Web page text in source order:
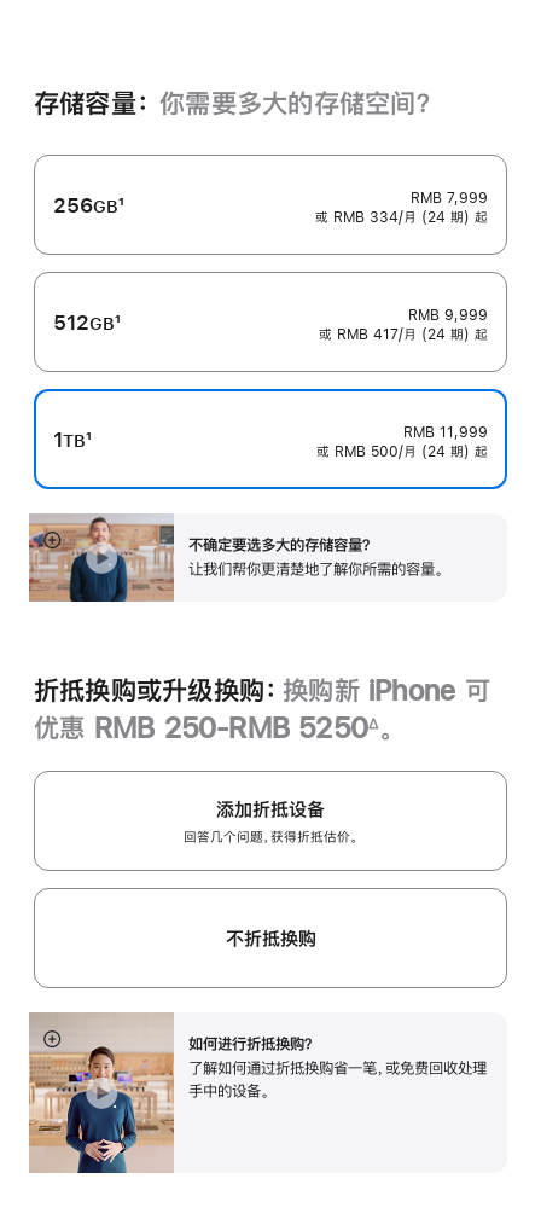
存储容量： 你需要多大的存储空⁠间？
256GB
注
1
RMB 7,999
或 RMB 334/月 (24 期) 起
512GB
注
1
RMB 9,999
或 RMB 417/月 (24 期) 起
1TB
注
1
RMB 11,999
或 RMB 500/月 (24 期) 起
不确定要选多大的存储容量？
让我们帮你更清楚地了解你所需的容‍量‍。
展
开
折抵换购或升级换购： 换购新 iPhone 可
优惠 RMB 250-RMB 5250
注
∆。
添加折抵设备
回答几个问题，获得折抵估价。
不折抵换购
如何进行折抵换购？
了解如何通过折抵换购省一笔，或免费回收处理
手中的设备。
展
开